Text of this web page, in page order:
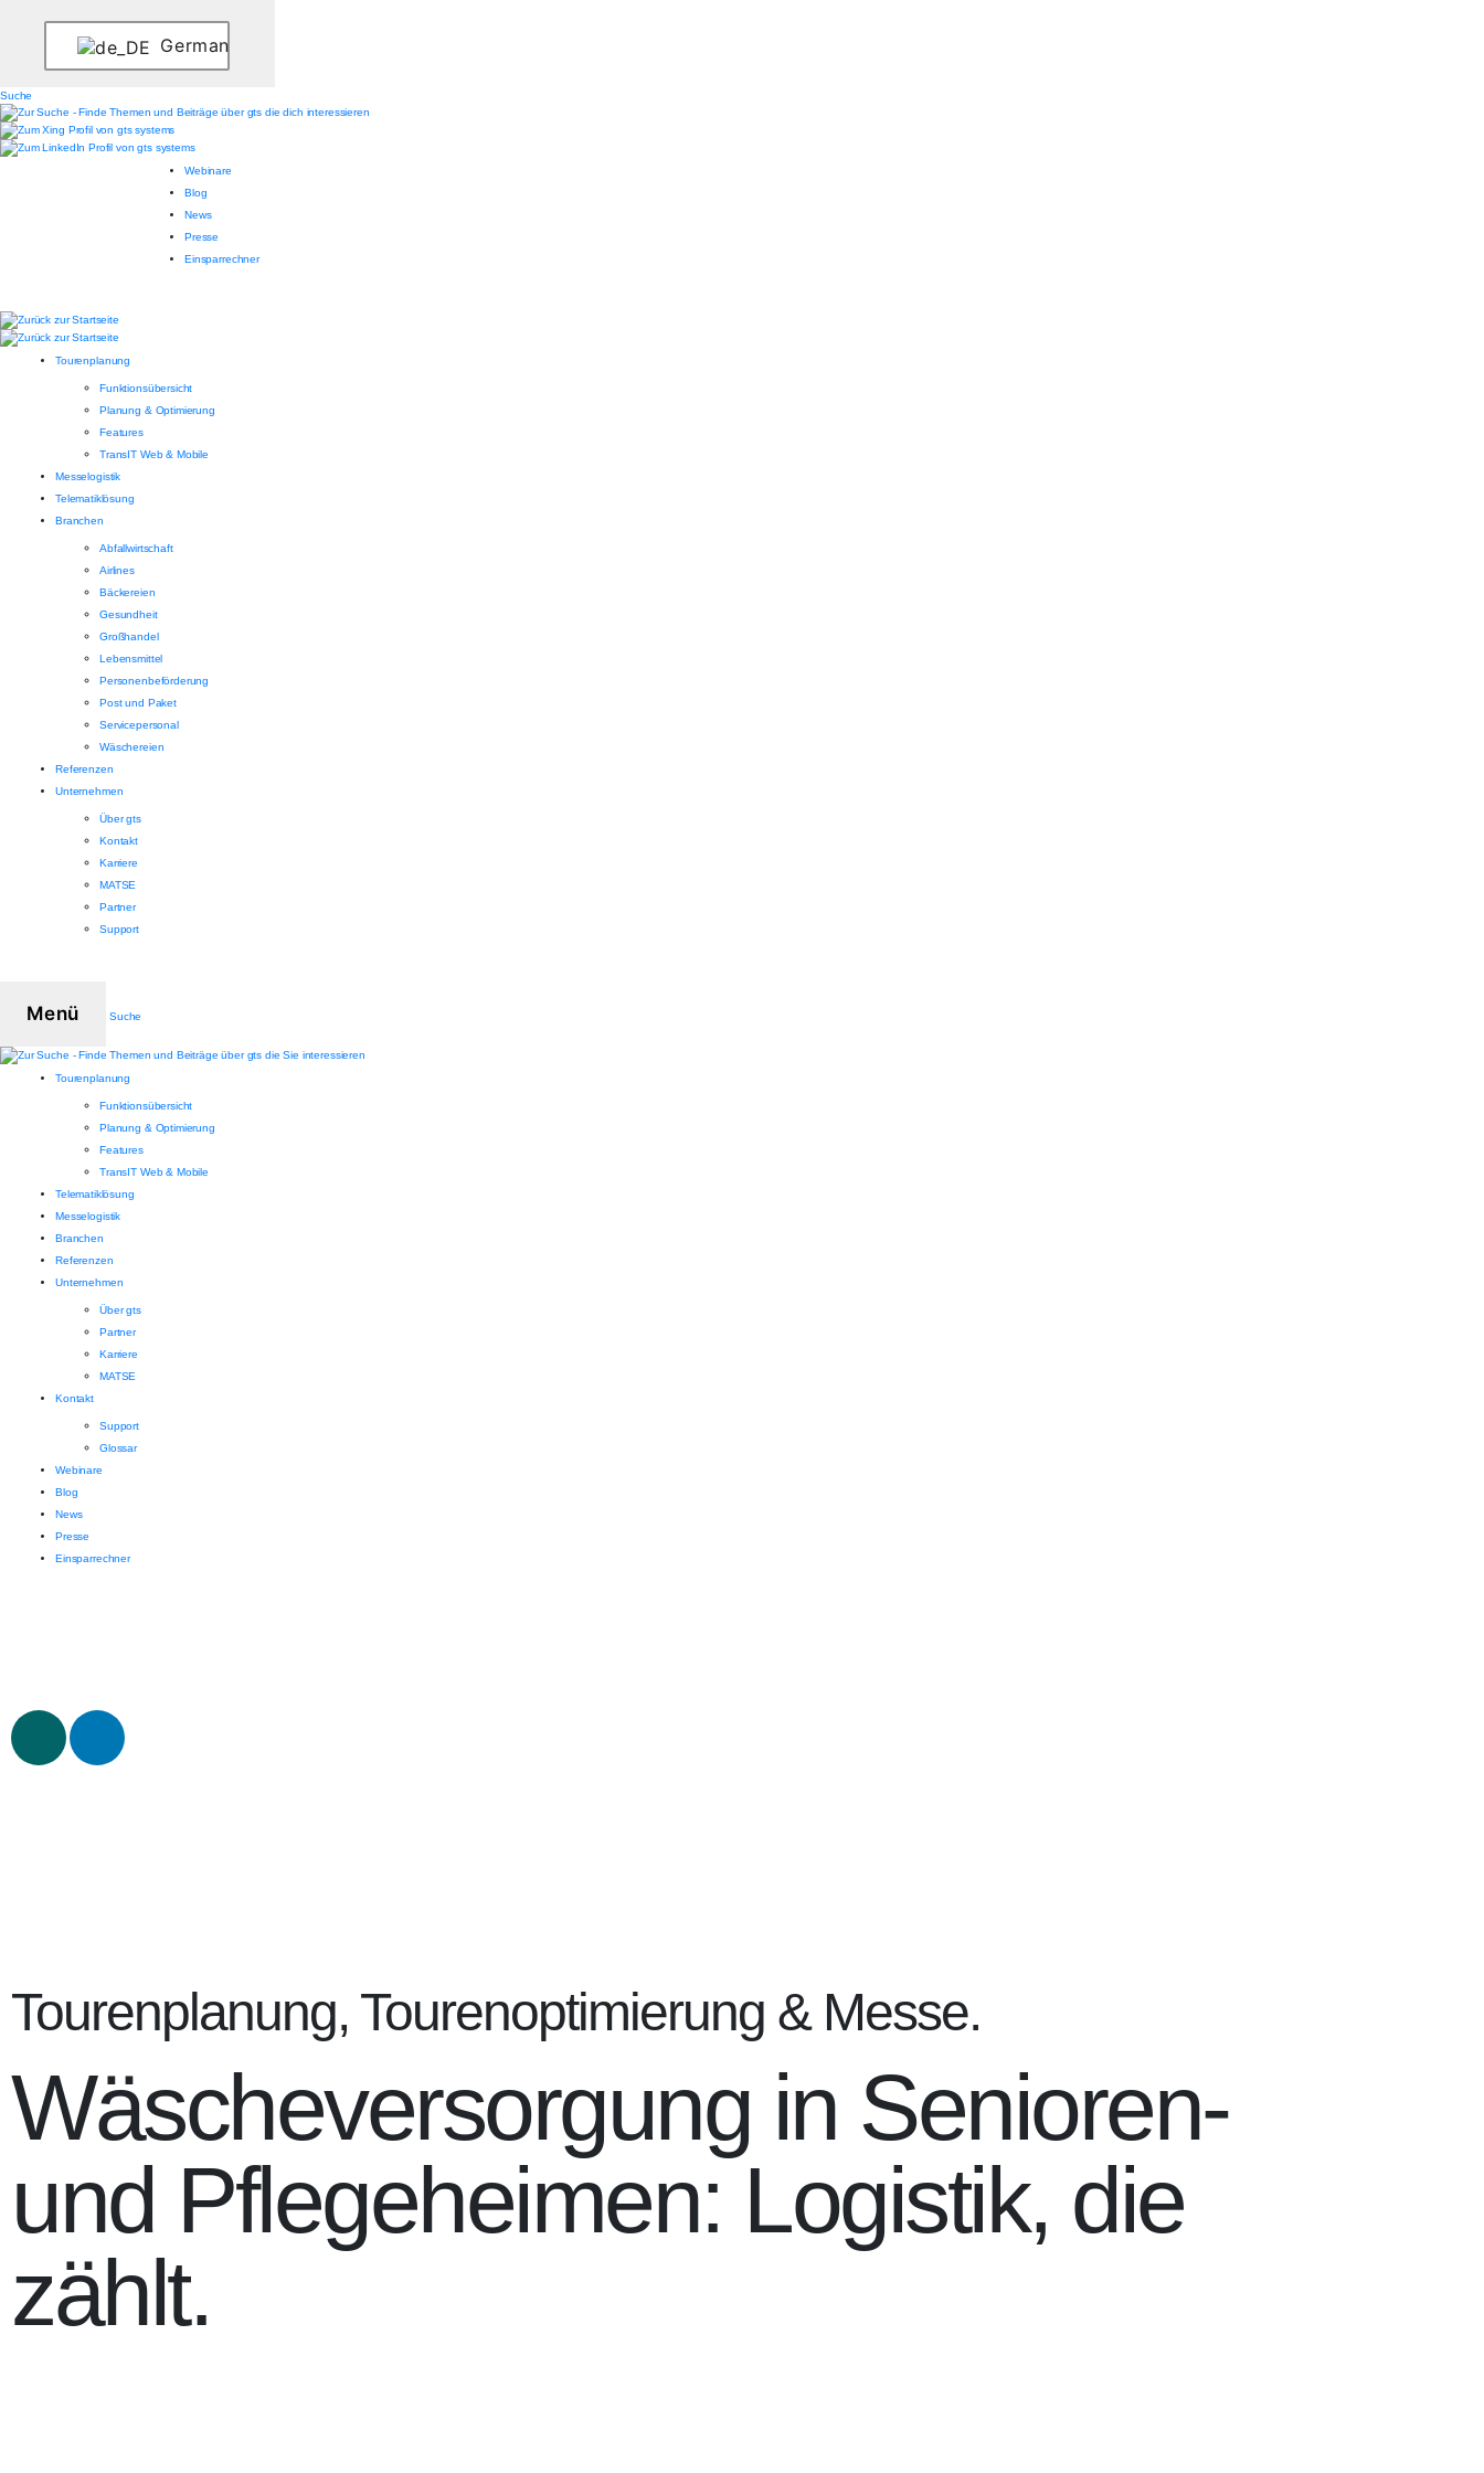
German
Suche
Webinare
Blog
News
Presse
Einsparrechner
Tourenplanung
Funktionsübersicht
Planung & Optimierung
Features
TransIT Web & Mobile
Messelogistik
Telematiklösung
Branchen
Abfallwirtschaft
Airlines
Bäckereien
Gesundheit
Großhandel
Lebensmittel
Personenbeförderung
Post und Paket
Servicepersonal
Wäschereien
Referenzen
Unternehmen
Über gts
Kontakt
Karriere
MATSE
Partner
Support
Menü Suche
Tourenplanung
Funktionsübersicht
Planung & Optimierung
Features
TransIT Web & Mobile
Telematiklösung
Messelogistik
Branchen
Referenzen
Unternehmen
Über gts
Partner
Karriere
MATSE
Kontakt
Support
Glossar
Webinare
Blog
News
Presse
Einsparrechner
Tourenplanung, Tourenoptimierung & Messe.
Wäscheversorgung in Senioren-
und Pflegeheimen: Logistik, die
zählt.